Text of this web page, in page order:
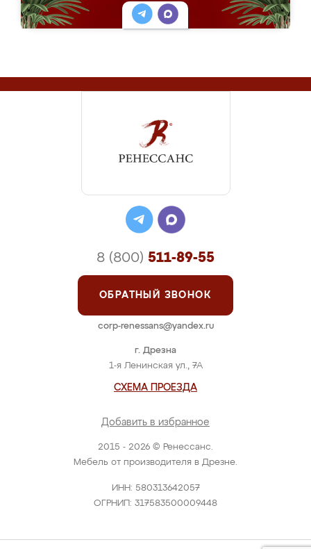
2015 - 2026 © Ренессанс.
Мебель от производителя в Дрезне.
ИНН: 580313642057
ОГРНИП: 317583500009448
г. Дрезна
1-я Ленинская ул., 7А
СХЕМА ПРОЕЗДА
Добавить в избранное
8 (800) 511-89-55
ОБРАТНЫЙ ЗВОНОК
corp-renessans@yandex.ru